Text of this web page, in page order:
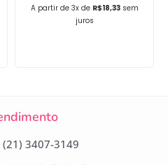
A partir de 3x de R$18,33 sem
juros
3407-3149